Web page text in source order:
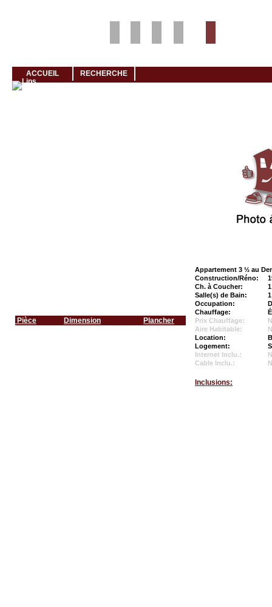
ACCUEIL RECHERCHE
Pièce Dimension Plancher
Appartement 3 ½ au
Construction/Réno:
Ch. à Coucher:
1
Salle(s) de Bain:
1
Occupation:
Chauffage:
Prix Chauffage:
Aire Habitable:
Location:
Logement:
Internet Inclu.:
Cable Inclu.:
Inclusions: